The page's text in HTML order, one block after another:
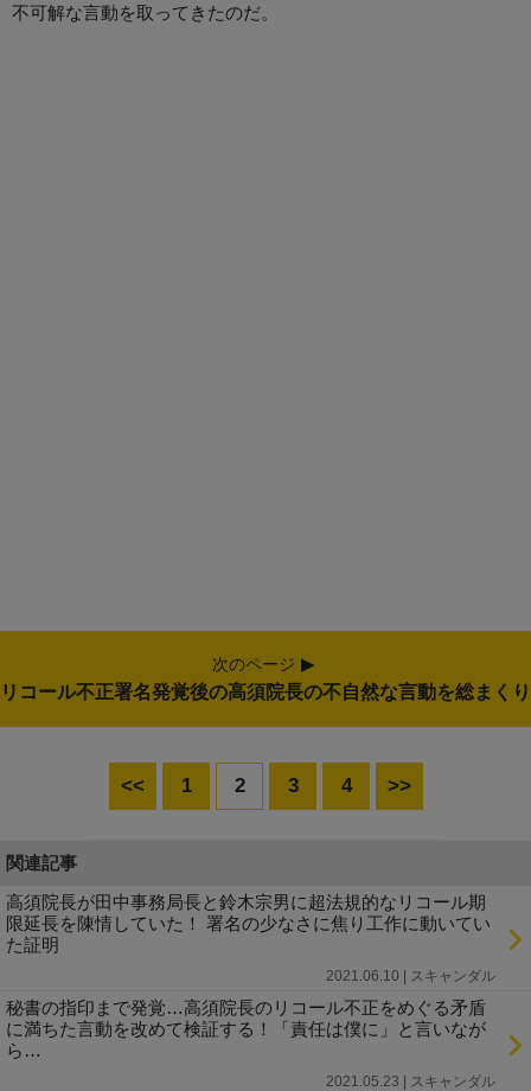
不可解な言動を取ってきたのだ。
次のページ
リコール不正署名発覚後の高須院長の不自然な言動を総まくり
<< 1 2 3 4 >>
関連記事
高須院長が田中事務局長と鈴木宗男に超法規的なリコール期
限延長を陳情していた！ 署名の少なさに焦り工作に動いてい
た証明
2021.06.10 | スキャンダル
秘書の指印まで発覚…高須院長のリコール不正をめぐる矛盾
に満ちた言動を改めて検証する！「責任は僕に」と言いなが
ら…
2021.05.23 | スキャンダル